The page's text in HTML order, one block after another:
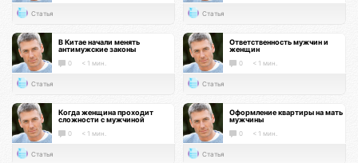
Статья Статья
В Китае начали менять
антимужские законы
0 < 1 мин.
Статья
Ответственность мужчин и
женщин
0 < 1 мин.
Статья
Когда женщина проходит
сложности с мужчиной
0 < 1 мин.
Статья
Оформление квартиры на мать
мужчины
0 < 1 мин.
Статья